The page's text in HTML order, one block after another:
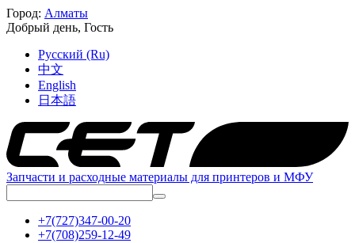
Город: Алматы
Добрый день, Гость
Русский (Ru)
中文
English
日本語
Запчасти и расходные материалы для принтеров и МФУ
+7(727)347-00-20
+7(708)259-12-49